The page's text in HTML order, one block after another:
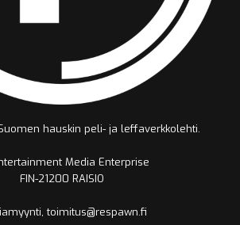
hauskin peli- ja leffaverkkolehti.
Media Enterprise
FIN-21200 RAISIO
toimitus@respawn.fi